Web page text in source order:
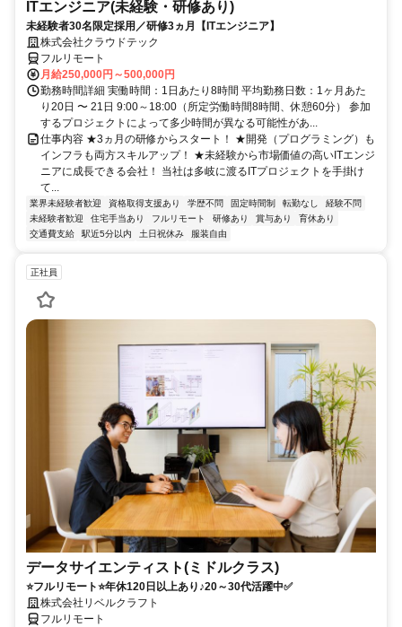
ITエンジニア(未経験・研修あり)
未経験者30名限定採用／研修3ヵ月【ITエンジニア】
株式会社クラウドテック
フルリモート
月給250,000円～500,000円
勤務時間詳細 実働時間：1日あたり8時間 平均勤務日数：1ヶ月あた
り20日 〜 21日 9:00～18:00（所定労働時間8時間、休憩60分） 参加
するプロジェクトによって多少時間が異なる可能性があ...
仕事内容 ★3ヵ月の研修からスタート！ ★開発（プログラミング）も
インフラも両方スキルアップ！ ★未経験から市場価値の高いITエンジ
ニアに成長できる会社！ 当社は多岐に渡るITプロジェクトを手掛け
て...
業界未経験者歓迎 資格取得支援あり 学歴不問 固定時間制 転勤なし
経験不問
未経験者歓迎
住宅手当あり フルリモート 研修あり 賞与あり
育休あり
交通費支給
駅近5分以内 土日祝休み 服装自由
正社員
データサイエンティスト(ミドルクラス)
⭐フルリモート⭐年休120日以上あり♪20～30代活躍中✅
株式会社リベルクラフト
フルリモート